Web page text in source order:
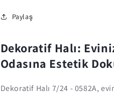
Paylaş
Dekoratif Halı:
Odasına Estetik
Dekoratif Halı 7/24 - 0582A,